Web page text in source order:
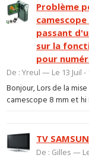
Problème
camescope
passant
sur la
pour
De : Yreul — Le 13 Juil
Bonjour, Lors de la
camescope 8 mm et hi
TV
De : Gilles —